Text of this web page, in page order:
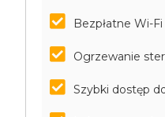
Bezpłatne Wi-Fi
Ogrzewanie
Szybki dostęp